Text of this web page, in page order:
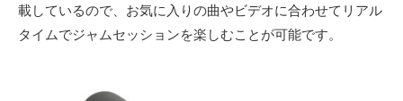
載しているので、お気に入りの曲やビデオに合わせてリアル
タイムでジャムセッションを楽しむことが可能です。